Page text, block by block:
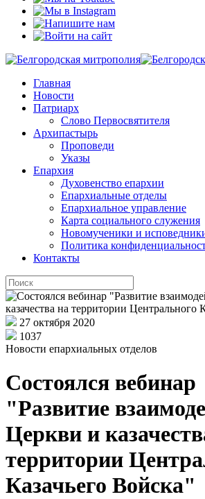
Главная
Новости
Патриарх
Слово Первосвятителя
Архипастырь
Проповеди
Указы
Епархия
Духовенство епархии
Епархиальные отделы
Епархиальное управление
Карта социального служения
Новомученики и
Политика
Контакты
27 октября 2020
1037
Новости епархиальных отделов
Состоялся вебинар
"Развитие
Церкви и
территории
Казачьего Войска"